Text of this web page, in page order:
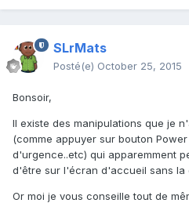
SLrMats
Posté(e) October 25, 2015
Bonsoir,
Il existe des manipulations que je
(comme appuyer sur bouton
d'urgence..etc) qui apparemment
d'être sur l'écran d'accueil sans la
Or moi je vous conseille tout de